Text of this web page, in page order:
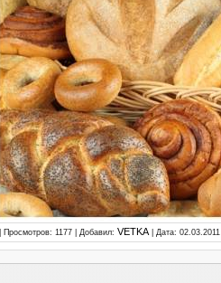
| Просмотров: 1177 | Добавил: VETKA| Дата: 02.03.2011